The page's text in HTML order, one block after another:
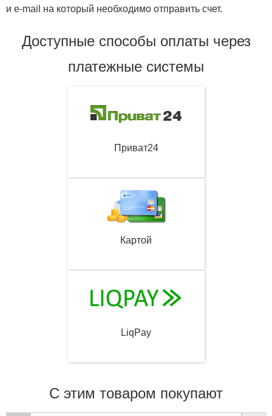
и e-mail на который необходимо отправить счет.
Доступные способы оплаты через
платежные системы
Приват24
Картой
LiqPay
С этим товаром покупают